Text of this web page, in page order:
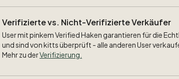
Verifizierte vs. Nicht-Verifizierte Verkäufer
User mit pinkem Verified Haken garantieren für die
und sind von kitts überprüft - alle anderen User
Mehr zu derVerifizierung.